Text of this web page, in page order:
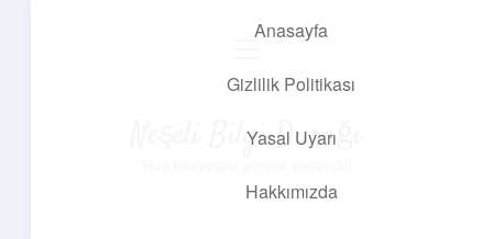
Anasayfa
Gizlilik Politikası
Yasal Uyarı
Hakkımızda
Neşeli Bilgi Durağı